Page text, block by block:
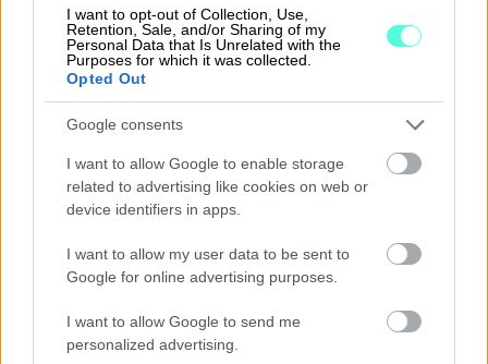
I want to opt-out of Collection, Use,
Retention, Sale, and/or Sharing of my
Personal Data that Is Unrelated with the
Purposes for which it was collected.
Opted Out
Google consents
I want to allow Google to enable storage
related to advertising like cookies on web or
device identifiers in apps.
I want to allow my user data to be sent to
Google for online advertising purposes.
I want to allow Google to send me
personalized advertising.
Mertaojan mielestä työn suorittaminen
määrättyinä tiettyjen kellonaikojen välisinä
jaksoina eli ”työaikana” on vanhanaikaista.
Keinotekoisesti määritelty ajankohta ei
kerta kaikkiaan toimi. On järkevämpää lähteä
hiihtolenkille, jos sää suosii ja asiakastyöt
voi hoitaa iltasella tai
viikonloppuna. Mertaoja on käyttänyt
Procountorin taloushallinnon sovellusta jo
vuodesta 2002.
Kiinnostuitko sähköisen taloushallinnon
tuomasta mahdollisuudesta tehdä